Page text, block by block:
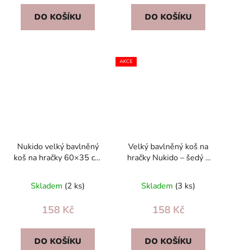
DO KOŠÍKU DO KOŠÍKU
Nukido velký bavlněný
koš na hračky 60×35 cm
koš pro děti
Skladem (2 ks)
158 Kč
DO KOŠÍKU
AKCE
Velký bavlněný koš na
hračky Nukido – šedý s
dětského pokoje
Skladem (3 ks)
158 Kč
DO KOŠÍKU